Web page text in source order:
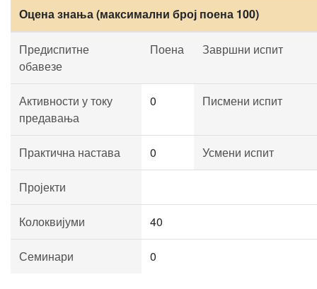
Оцена знања (максимални број поена 100)
Предиспитне
обавезе
Поена Завршни испит
Активности у току
предавања
0 Писмени испит
Практична настава 0 Усмени испит
Пројекти
Колоквијуми 40
Семинари 0